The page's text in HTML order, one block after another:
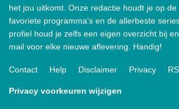
het jou uitkomt. Onze redactie houdt je op
favoriete programma's en de allerbeste
profiel houd je zelfs een eigen overzicht bij
mail voor elke nieuwe aflevering. Handig!
Contact Help Disclaimer Privacy
Privacy voorkeuren wijzigen